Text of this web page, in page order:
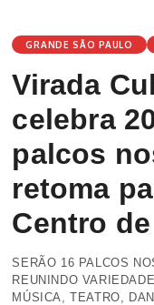
GRANDE SÃO PAULO
Virada
celebra
palcos
retoma
Centro
SERÃO 16 PALCOS
REUNINDO
MÚSICA, TEATRO,